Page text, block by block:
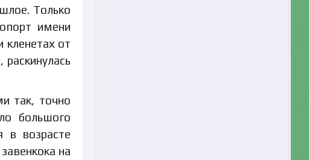
Только
имени
от
так, точно
большого
в возрасте
на